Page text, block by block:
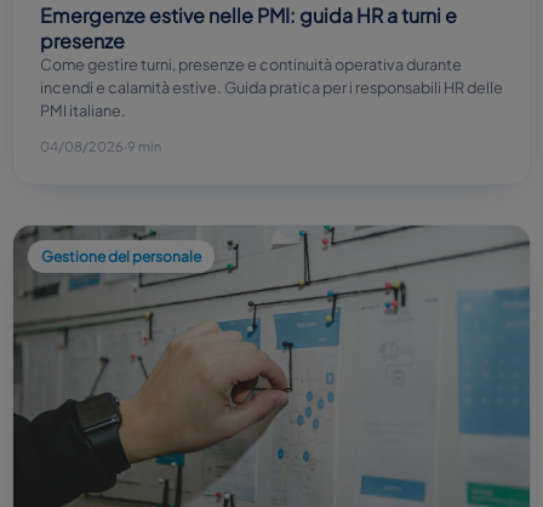
Emergenze estive nelle PMI: guida HR a turni e
presenze
Come gestire turni, presenze e continuità operativa durante
incendi e calamità estive. Guida pratica per i responsabili HR delle
PMI italiane.
04/08/2026·9 min
Gestione del personale